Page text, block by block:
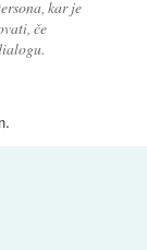
kar je
če